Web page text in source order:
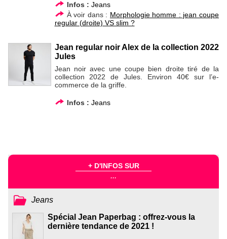
Infos : Jeans
À voir dans : Morphologie homme : jean coupe
regular (droite) VS slim ?
Jean regular noir Alex de la collection 2022
Jules
Jean noir avec une coupe bien droite tiré de la
collection 2022 de Jules. Environ 40€ sur l’e-
commerce de la griffe.
Infos : Jeans
+ D'INFOS SUR
...
Jeans
Spécial Jean Paperbag : offrez-vous la
dernière tendance de 2021 !